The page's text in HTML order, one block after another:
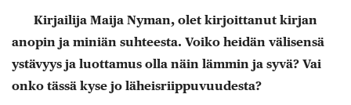
Kirjailija Maija Nyman, olet kirjoittanut kirjan
anopin ja miniän suhteesta. Voiko heidän välisensä
ystävyys ja luottamus olla näin lämmin ja syvä? Vai
onko tässä kyse jo läheisriippuvuudesta?